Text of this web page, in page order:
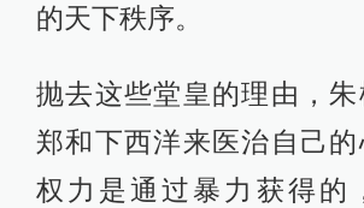
的天下秩序。
抛去这些堂皇的理由，
郑和下西洋来医治自己
权力是通过暴力获得的